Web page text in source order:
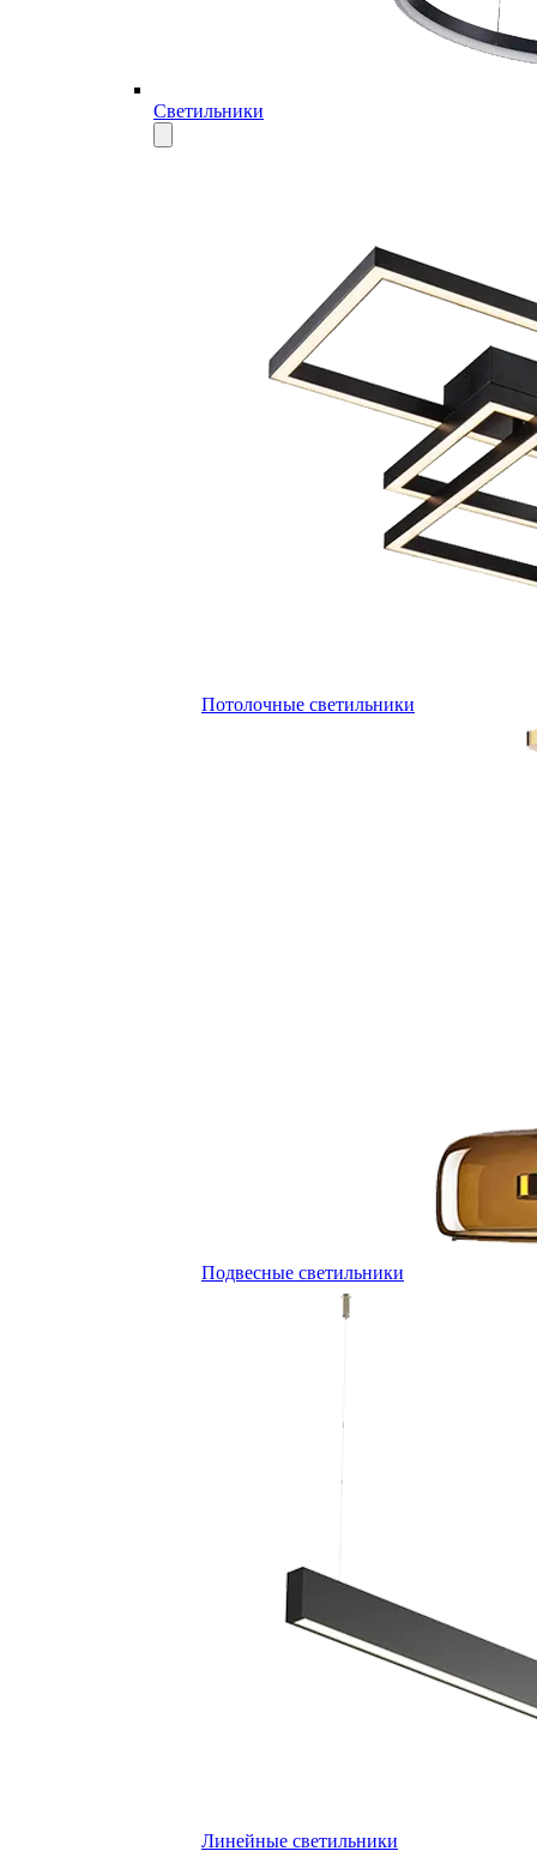
Светильники
Потолочные светильники
Подвесные светильники
Линейные светильники